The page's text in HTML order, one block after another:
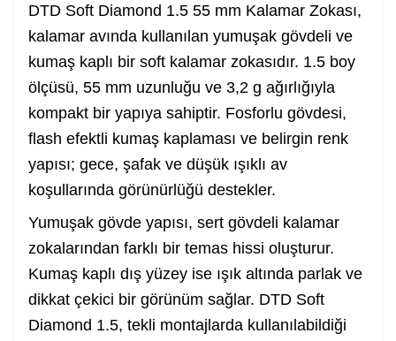
DTD Soft Diamond 1.5 55 mm Kalamar Zokası,
kalamar avında kullanılan yumuşak gövdeli ve
kumaş kaplı bir soft kalamar zokasıdır. 1.5 boy
ölçüsü, 55 mm uzunluğu ve 3,2 g ağırlığıyla
kompakt bir yapıya sahiptir. Fosforlu gövdesi,
flash efektli kumaş kaplaması ve belirgin renk
yapısı; gece, şafak ve düşük ışıklı av
koşullarında görünürlüğü destekler.
Yumuşak gövde yapısı, sert gövdeli kalamar
zokalarından farklı bir temas hissi oluşturur.
Kumaş kaplı dış yüzey ise ışık altında parlak ve
dikkat çekici bir görünüm sağlar. DTD Soft
Diamond 1.5, tekli montajlarda kullanılabildiği